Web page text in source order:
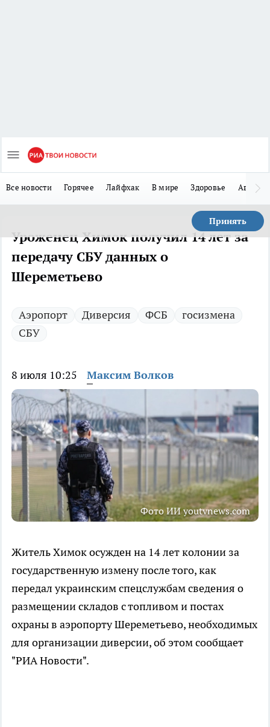
Все новости Горячее Лайфхак В мире Здоровье Авто
Принять
Уроженец Химок получил 14 лет за
передачу СБУ данных о
Шереметьево
Аэропорт Диверсия ФСБ
госизмена
СБУ
8 июля 10:25 Максим Волков
Фото ИИ youtvnews.com
Житель Химок осужден на 14 лет колонии за
государственную измену после того, как
передал украинским спецслужбам сведения о
размещении складов с топливом и постах
охраны в аэропорту Шереметьево, необходимых
для организации диверсии, об этом сообщает
"РИА Новости".